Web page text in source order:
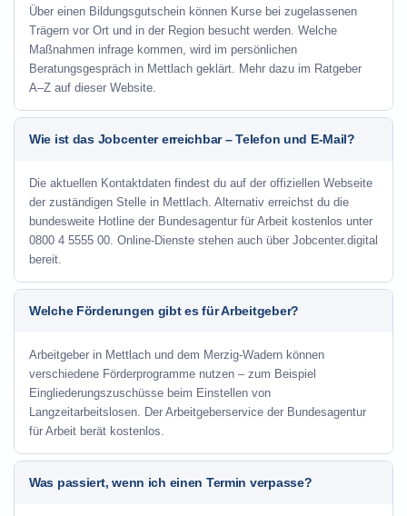
Über einen Bildungsgutschein können Kurse bei zugelassenen
Trägern vor Ort und in der Region besucht werden. Welche
Maßnahmen infrage kommen, wird im persönlichen
Beratungsgespräch in Mettlach geklärt. Mehr dazu im Ratgeber
A–Z auf dieser Website.
Wie ist das Jobcenter erreichbar – Telefon und E-Mail?
Die aktuellen Kontaktdaten findest du auf der offiziellen Webseite
der zuständigen Stelle in Mettlach. Alternativ erreichst du die
bundesweite Hotline der Bundesagentur für Arbeit kostenlos unter
0800 4 5555 00. Online-Dienste stehen auch über Jobcenter.digital
bereit.
Welche Förderungen gibt es für Arbeitgeber?
Arbeitgeber in Mettlach und dem Merzig-Wadern können
verschiedene Förderprogramme nutzen – zum Beispiel
Eingliederungszuschüsse beim Einstellen von
Langzeitarbeitslosen. Der Arbeitgeberservice der Bundesagentur
für Arbeit berät kostenlos.
Was passiert, wenn ich einen Termin verpasse?